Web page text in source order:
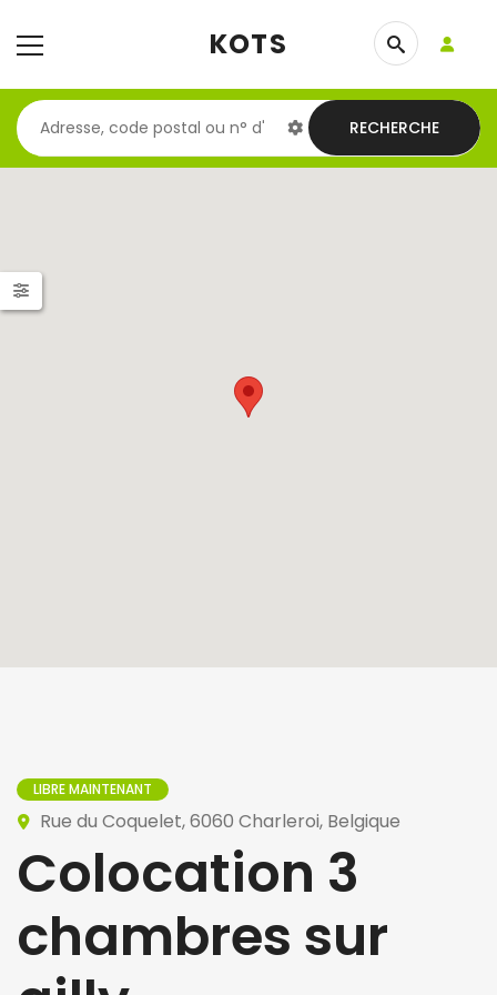
KOTS
RECHERCHE
LIBRE MAINTENANT
Rue du Coquelet, 6060 Charleroi, Belgique
Colocation 3
chambres sur